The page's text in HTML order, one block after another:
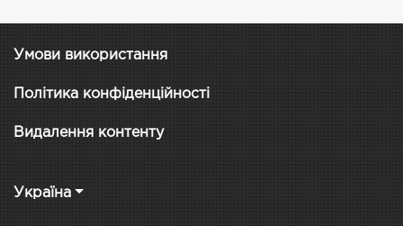
Умови використання
Політика конфіденційності
Видалення контенту
Україна